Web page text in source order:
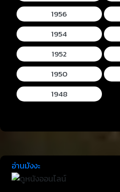
1956
1954
1952
1950
1948
อ่านมังงะ